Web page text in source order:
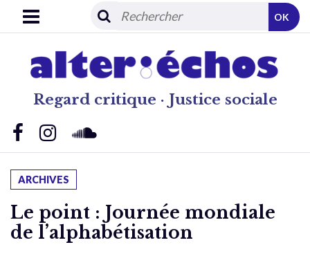
Regard critique · Justice sociale
OK
ARCHIVES
Le point : Journée mondiale
de l’alphabétisation